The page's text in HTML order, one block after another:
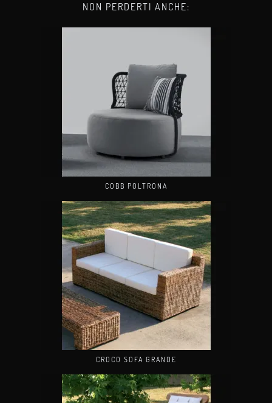
NON PERDERTI ANCHE:
COBB POLTRONA
CROCO SOFA GRANDE